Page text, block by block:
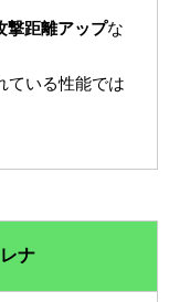
撃距離アップな
ている性能では
ナ